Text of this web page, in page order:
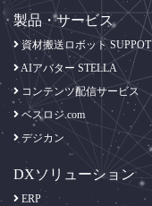
製品・サービス
資材搬送ロボット SUPPOT
AIアバター STELLA
コンテンツ配信サービス
ベスロジ.com
デジカン
DXソリューション
ERP